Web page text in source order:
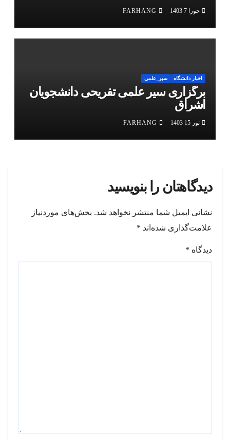
جوزا 7 1403 FARHANG
اخبار دانشگاه سیر_علمی
برگزاری سیر علمی تفریحی دانشجویان
اشراق
ثور 15 1403 FARHANG
دیدگاهتان را بنویسید
نشانی ایمیل شما منتشر نخواهد شد. بخش‌های موردنیاز
علامت‌گذاری شده‌اند *
دیدگاه *